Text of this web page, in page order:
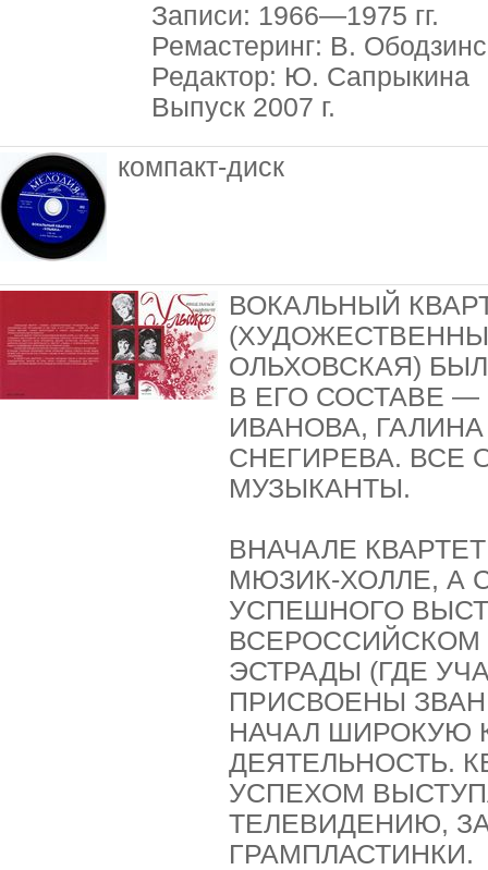
Записи: 1966—1975 гг.
Ремастеринг: В.
Редактор: Ю. Сапрыкина
Выпуск 2007 г.
компакт-диск
ВОКАЛЬНЫЙ
ОЛЬХОВСКАЯ)
В ЕГО СОСТАВЕ —
ИВАНОВА,
СНЕГИРЕВА.
МУЗЫКАНТЫ.
ВНАЧАЛЕ
МЮЗИК-ХОЛЛЕ, А
УСПЕШНОГО
ВСЕРОССИЙСКОМ
ЭСТРАДЫ (ГДЕ
ПРИСВОЕНЫ
НАЧАЛ ШИРОКУЮ
ДЕЯТЕЛЬНОСТЬ.
УСПЕХОМ
ТЕЛЕВИДЕНИЮ,
ГРАМПЛАСТИНКИ.